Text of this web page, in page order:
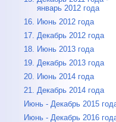
январь 2012 года
16. Июнь 2012 года
17. Декабрь 2012 года
18. Июнь 2013 года
19. Декабрь 2013 года
20. Июнь 2014 года
21. Декабрь 2014 года
Июнь - Декабрь 2015
Июнь - Декабрь 2016